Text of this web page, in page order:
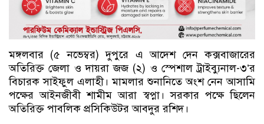
মঙ্গলবার (৫ নভেম্বর) দুপুরে এ আদেশ দেন কক্সবাজারের
অতিরিক্ত জেলা ও দায়রা জজ (২) ও স্পেশাল ট্রাইব্যুনাল-৩’র
বিচারক সাইফুল এলাহী। মামলার শুনানিতে অংশ নেন আসামি
পক্ষের আইনজীবী শামীম আরা স্বপ্না। সরকার পক্ষে ছিলেন
অতিরিক্ত পাবলিক প্রসিকিউটর আবদুর রশিদ।